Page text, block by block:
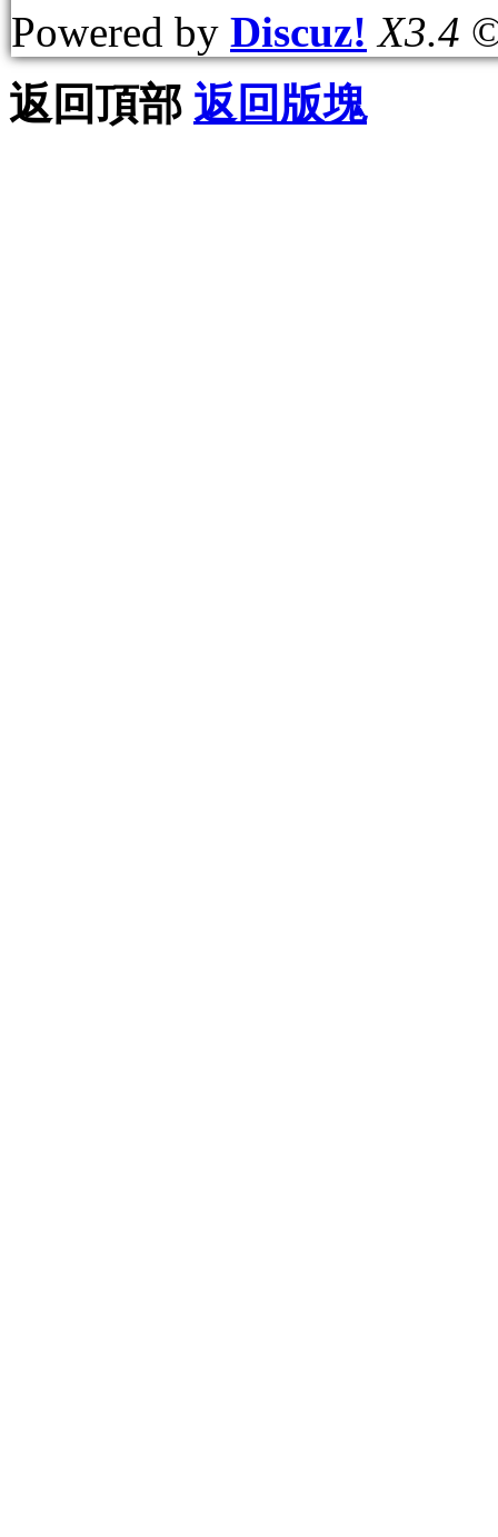
Powered by Discuz! X3.4
返回頂部 返回版塊